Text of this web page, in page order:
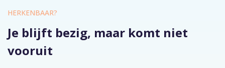
HERKENBAAR?
Je blijft bezig, maar komt niet
vooruit